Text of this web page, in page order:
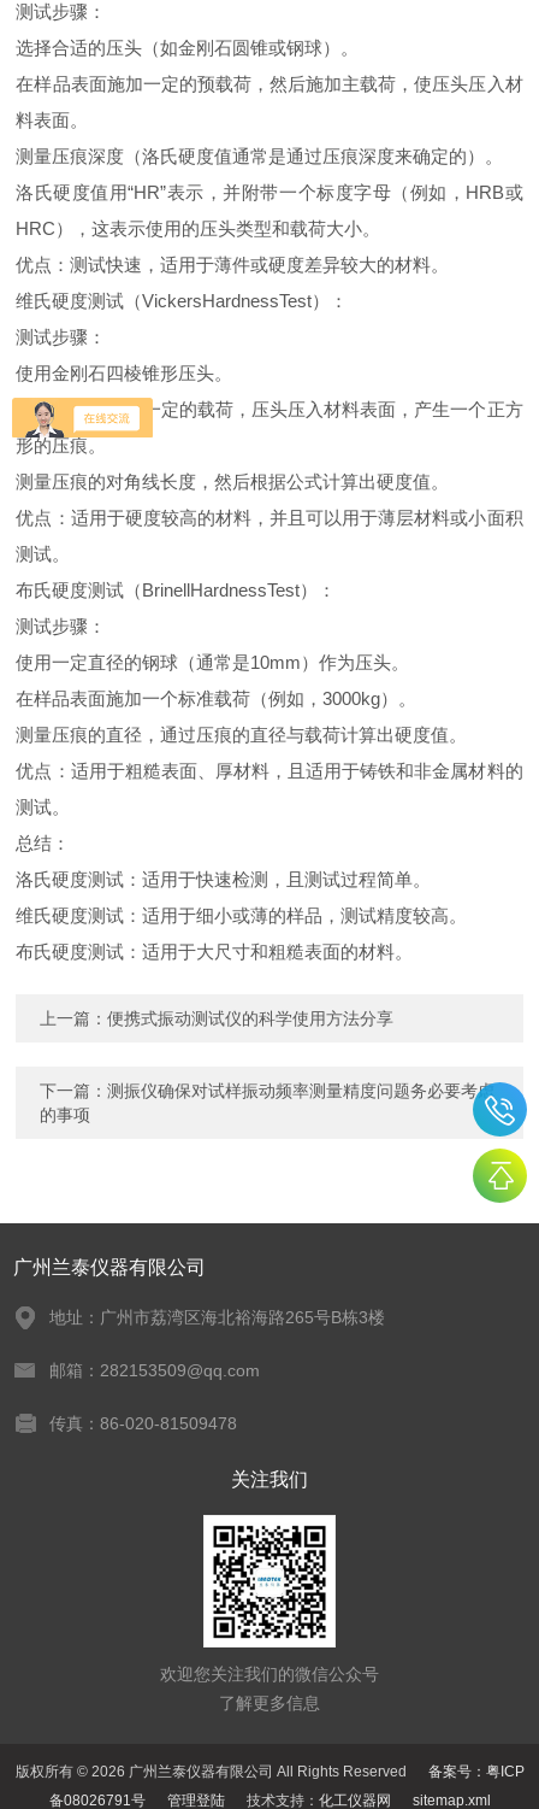
测试步骤：
选择合适的压头（如金刚石圆锥或钢球）。
在样品表面施加一定的预载荷，然后施加主载荷，使压头压入材
料表面。
测量压痕深度（洛氏硬度值通常是通过压痕深度来确定的）。
洛氏硬度值用“HR”表示，并附带一个标度字母（例如，HRB或
HRC），这表示使用的压头类型和载荷大小。
优点：测试快速，适用于薄件或硬度差异较大的材料。
维氏硬度测试（VickersHardnessTest）：
测试步骤：
使用金刚石四棱锥形压头。
在样品表面施加一定的载荷，压头压入材料表面，产生一个正方
形的压痕。
测量压痕的对角线长度，然后根据公式计算出硬度值。
优点：适用于硬度较高的材料，并且可以用于薄层材料或小面积
测试。
布氏硬度测试（BrinellHardnessTest）：
测试步骤：
使用一定直径的钢球（通常是10mm）作为压头。
在样品表面施加一个标准载荷（例如，3000kg）。
测量压痕的直径，通过压痕的直径与载荷计算出硬度值。
优点：适用于粗糙表面、厚材料，且适用于铸铁和非金属材料的
测试。
总结：
洛氏硬度测试：适用于快速检测，且测试过程简单。
维氏硬度测试：适用于细小或薄的样品，测试精度较高。
布氏硬度测试：适用于大尺寸和粗糙表面的材料。
上一篇：便携式振动测试仪的科学使用方法分享
下一篇：测振仪确保对试样振动频率测量精度问题务必要考虑
的事项
广州兰泰仪器有限公司
地址：广州市荔湾区海北裕海路265号B栋3楼
邮箱：282153509@qq.com
传真：86-020-81509478
关注我们
欢迎您关注我们的微信公众号
了解更多信息
版权所有 © 2026 广州兰泰仪器有限公司 All Rights Reserved 备案号：粤ICP
备08026791号
管理登陆技术支持： 化工仪器网 sitemap.xml